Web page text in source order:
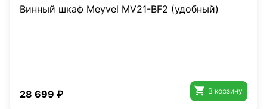
Винный шкаф Meyvel MV21-BF2 (удобный)
28 699 ₽  В корзину